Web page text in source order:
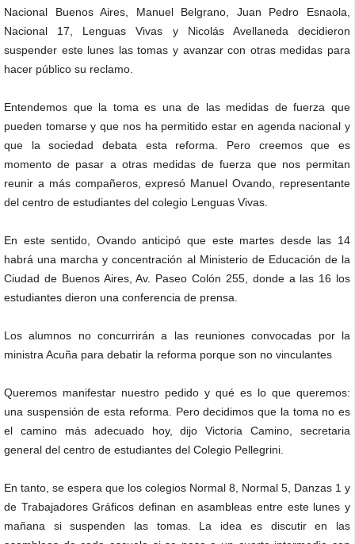
Nacional Buenos Aires, Manuel Belgrano, Juan Pedro Esnaola,
Nacional 17, Lenguas Vivas y Nicolás Avellaneda decidieron
suspender este lunes las tomas y avanzar con otras medidas para
hacer público su reclamo.
Entendemos que la toma es una de las medidas de fuerza que
pueden tomarse y que nos ha permitido estar en agenda nacional y
que la sociedad debata esta reforma. Pero creemos que es
momento de pasar a otras medidas de fuerza que nos permitan
reunir a más compañeros, expresó Manuel Ovando, representante
del centro de estudiantes del colegio Lenguas Vivas.
En este sentido, Ovando anticipó que este martes desde las 14
habrá una marcha y concentración al Ministerio de Educación de la
Ciudad de Buenos Aires, Av. Paseo Colón 255, donde a las 16 los
estudiantes dieron una conferencia de prensa.
Los alumnos no concurrirán a las reuniones convocadas por la
ministra Acuña para debatir la reforma porque son no vinculantes
Queremos manifestar nuestro pedido y qué es lo que queremos:
una suspensión de esta reforma. Pero decidimos que la toma no es
el camino más adecuado hoy, dijo Victoria Camino, secretaria
general del centro de estudiantes del Colegio Pellegrini.
En tanto, se espera que los colegios Normal 8, Normal 5, Danzas 1 y
de Trabajadores Gráficos definan en asambleas entre este lunes y
mañana si suspenden las tomas. La idea es discutir en las